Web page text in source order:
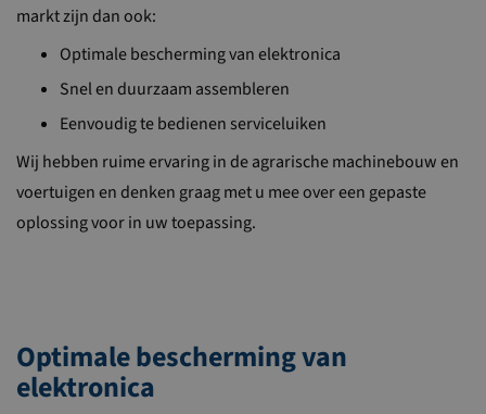
markt zijn dan ook:
Optimale bescherming van elektronica
Snel en duurzaam assembleren
Eenvoudig te bedienen serviceluiken
Wij hebben ruime ervaring in de agrarische machinebouw en
voertuigen en denken graag met u mee over een gepaste
oplossing voor in uw toepassing.
Optimale bescherming van
elektronica